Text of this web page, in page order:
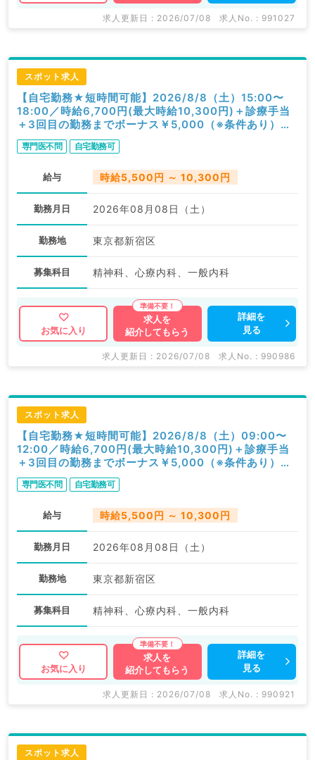
求人更新日 : 2026/07/08 求人No. : 991027
スポット求人
【自宅勤務★短時間可能】2026/8/8（土）15:00〜
18:00／時給6,700円(最大時給10,300円)＋診療手当
＋3回目の勤務までボーナス￥5,000（※条件あり）／
オンライン診療／精神科・心療内科（初期研修を除く精
神科経験必須／スポット可）
専門医不問 自宅勤務可
給与 時給5,500円 ～ 10,300円
勤務月日 2026年08月08日（土）
勤務地 東京都新宿区
募集科目 精神科、心療内科、一般内科
お気に入り
求人を
紹介してもらう
詳細を
見る
求人更新日 : 2026/07/08 求人No. : 990986
スポット求人
【自宅勤務★短時間可能】2026/8/8（土）09:00〜
12:00／時給6,700円(最大時給10,300円)＋診療手当
＋3回目の勤務までボーナス￥5,000（※条件あり）／
オンライン診療／精神科・心療内科（初期研修を除く精
神科経験必須／スポット可）
専門医不問 自宅勤務可
給与 時給5,500円 ～ 10,300円
勤務月日 2026年08月08日（土）
勤務地 東京都新宿区
募集科目 精神科、心療内科、一般内科
お気に入り
求人を
紹介してもらう
詳細を
見る
求人更新日 : 2026/07/08 求人No. : 990921
スポット求人